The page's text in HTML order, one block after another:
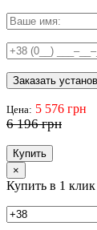
Заказать
Цена: 5 576 грн
6 196 грн
Купить
×
Купить в 1 клик